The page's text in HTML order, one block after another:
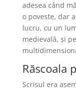
adesea când
o poveste, dar
lucru, cu un
medievală, și
Răscoala
Scrisul era